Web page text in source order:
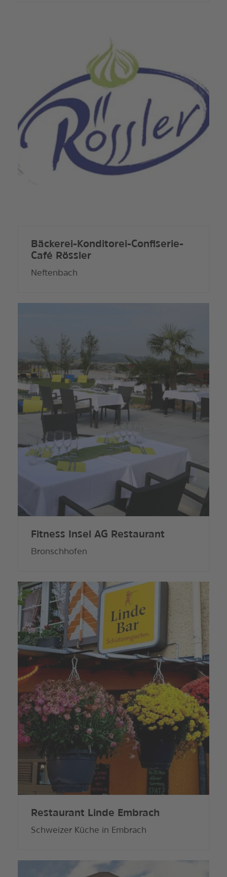
Bäckerei-Konditorei-Confiserie-
Café Rössler
Neftenbach
Fitness Insel AG Restaurant
Bronschhofen
Restaurant Linde Embrach
Schweizer Küche in Embrach